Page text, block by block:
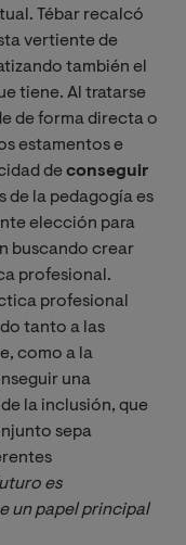
Tébar recalcó
vertiente de
también el
tiene. Al tratarse
de forma directa o
estamentos e
deconseguir
de la pedagogía es
elección para
buscando crear
profesional.
profesional
tanto a las
como a la
una
la inclusión, que
sepa
es
un papel principal